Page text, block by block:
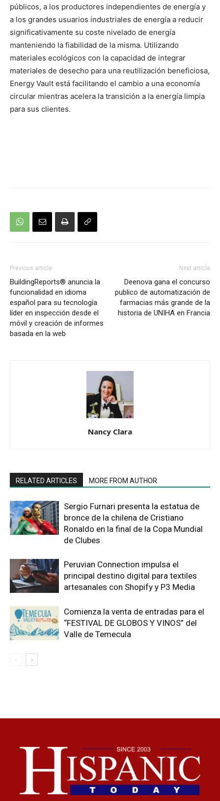
públicos, a los productores independientes de energía y
a los grandes usuarios industriales de energía a reducir
significativamente su coste nivelado de energía
manteniendo la fiabilidad de la misma. Utilizando
materiales ecológicos con la capacidad de integrar
materiales de desecho para una reutilización beneficiosa,
Energy Vault está facilitando el cambio a una economía
circular mientras acelera la transición a la energía limpia
para sus clientes.
Previous article
BuildingReports® anuncia la
funcionalidad en idioma
español para su tecnología
líder en inspección desde el
móvil y creación de informes
basada en la web
Next article
Deenova gana el concurso
publico de automatización de
farmacias más grande de la
historia de UNIHA en Francia
Nancy Clara
RELATED ARTICLES MORE FROM AUTHOR
Sergio Furnari presenta la estatua de
bronce de la chilena de Cristiano
Ronaldo en la final de la Copa Mundial
de Clubes
Peruvian Connection impulsa el
principal destino digital para textiles
artesanales con Shopify y P3 Media
Comienza la venta de entradas para el
“FESTIVAL DE GLOBOS Y VINOS” del
Valle de Temecula